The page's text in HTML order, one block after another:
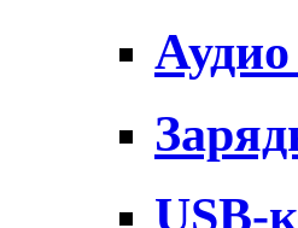
Аудио
USB-